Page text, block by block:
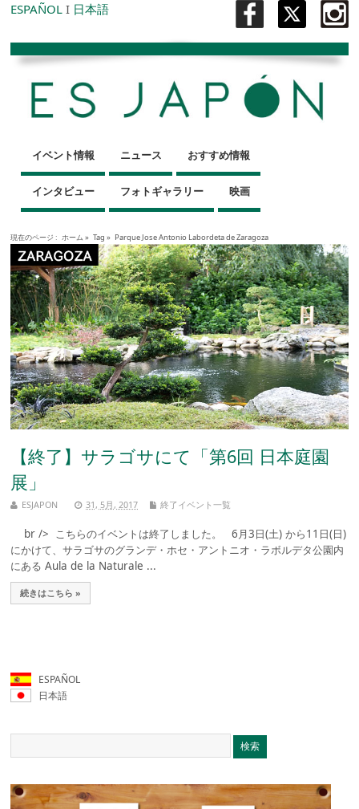
ESPAÑOL I 日本語
イベント情報 ニュース おすすめ情報
インタビュー フォトギャラリー 映画
現在のページ : ホーム » Tag » Parque Jose Antonio Labordeta de Zaragoza
【終了】サラゴサにて「第6回 日本庭園
展」
ESJAPON 31, 5月, 2017 終了イベント一覧
br /> こちらのイベントは終了しました。 6月3日(土) から11日(日)
にかけて、サラゴサのグランデ・ホセ・アントニオ・ラボルデタ公園内
にある Aula de la Naturale ...
続きはこちら »
ESPAÑOL
日本語